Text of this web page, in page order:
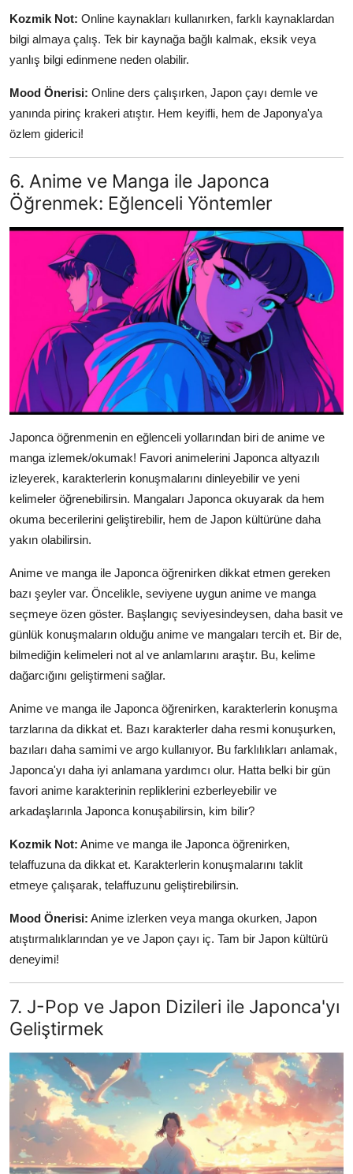
Kozmik Not: Online kaynakları kullanırken, farklı kaynaklardan
bilgi almaya çalış. Tek bir kaynağa bağlı kalmak, eksik veya
yanlış bilgi edinmene neden olabilir.
Mood Önerisi: Online ders çalışırken, Japon çayı demle ve
yanında pirinç krakeri atıştır. Hem keyifli, hem de Japonya'ya
özlem giderici!
6. Anime ve Manga ile Japonca
Öğrenmek: Eğlenceli Yöntemler
Japonca öğrenmenin en eğlenceli yollarından biri de anime ve
manga izlemek/okumak! Favori animelerini Japonca altyazılı
izleyerek, karakterlerin konuşmalarını dinleyebilir ve yeni
kelimeler öğrenebilirsin. Mangaları Japonca okuyarak da hem
okuma becerilerini geliştirebilir, hem de Japon kültürüne daha
yakın olabilirsin.
Anime ve manga ile Japonca öğrenirken dikkat etmen gereken
bazı şeyler var. Öncelikle, seviyene uygun anime ve manga
seçmeye özen göster. Başlangıç seviyesindeysen, daha basit ve
günlük konuşmaların olduğu anime ve mangaları tercih et. Bir de,
bilmediğin kelimeleri not al ve anlamlarını araştır. Bu, kelime
dağarcığını geliştirmeni sağlar.
Anime ve manga ile Japonca öğrenirken, karakterlerin konuşma
tarzlarına da dikkat et. Bazı karakterler daha resmi konuşurken,
bazıları daha samimi ve argo kullanıyor. Bu farklılıkları anlamak,
Japonca'yı daha iyi anlamana yardımcı olur. Hatta belki bir gün
favori anime karakterinin repliklerini ezberleyebilir ve
arkadaşlarınla Japonca konuşabilirsin, kim bilir?
Kozmik Not: Anime ve manga ile Japonca öğrenirken,
telaffuzuna da dikkat et. Karakterlerin konuşmalarını taklit
etmeye çalışarak, telaffuzunu geliştirebilirsin.
Mood Önerisi: Anime izlerken veya manga okurken, Japon
atıştırmalıklarından ye ve Japon çayı iç. Tam bir Japon kültürü
deneyimi!
7. J-Pop ve Japon Dizileri ile Japonca'yı
Geliştirmek